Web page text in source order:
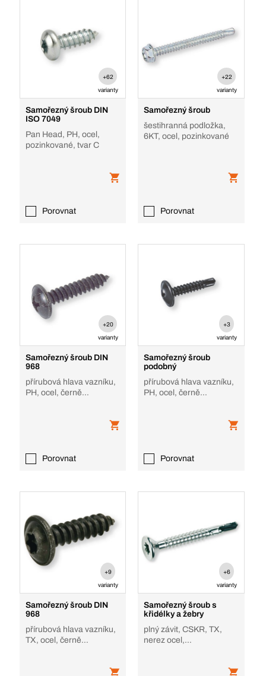
+62
varianty
Samořezný šroub DIN
ISO 7049
Pan Head, PH, ocel,
pozinkované, tvar C
Porovnat
+22
varianty
Samořezný šroub
šestihranná podložka,
6KT, ocel, pozinkované
Porovnat
+20
varianty
Samořezný šroub DIN
968
přírubová hlava vazníku,
PH, ocel, černě
Porovnat
+3
varianty
Samořezný šroub
podobný
přírubová hlava vazníku,
PH, ocel, černě
Porovnat
+9
varianty
Samořezný šroub DIN
968
přírubová hlava vazníku,
TX, ocel, černě
+6
varianty
Samořezný šroub s
křidélky a žebry
plný závit, CSKR, TX,
nerez ocel,